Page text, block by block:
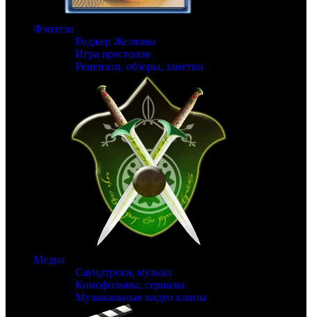
Фэнтези
Роджер Желязны
Игра престолов
Рецензии, обзоры, заметки
Медиа
Саундтреки, музыка
Кинофильмы, сериалы
Музыкальные видео клипы